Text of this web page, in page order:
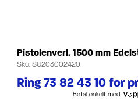
Pistolenverl. 1500 mm
Sku.SU203002420
Ring 73 82 43 10 for
Betal enkelt med